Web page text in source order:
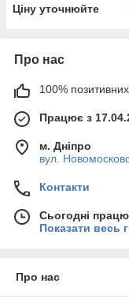
Ціну уточнюйте
Про нас
100% позитивних
Працює з
м. Дніпро
вул.
Контакти
Сьогодні
Показати весь
Про нас